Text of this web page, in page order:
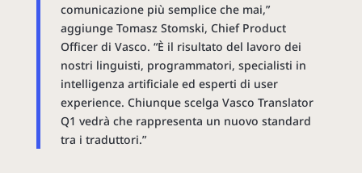
comunicazione più semplice che mai,”
aggiunge Tomasz Stomski, Chief Product
Officer di Vasco. “È il risultato del lavoro dei
nostri linguisti, programmatori, specialisti in
intelligenza artificiale ed esperti di user
experience. Chiunque scelga Vasco Translator
Q1 vedrà che rappresenta un nuovo standard
tra i traduttori.”